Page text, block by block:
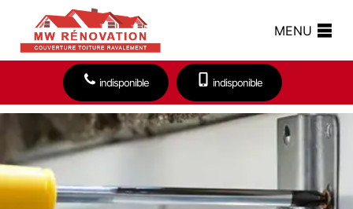
MENU
indisponible indisponible